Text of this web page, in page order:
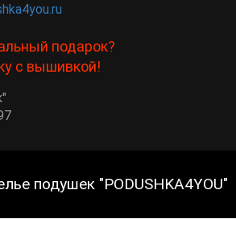
подарок?
с вышивкой!
подушек "PODUSHKA4YOU"